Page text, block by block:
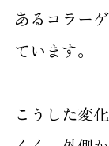
あるコラー
ています。
こうした変